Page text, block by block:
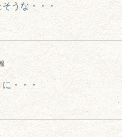
うな・・・
・・・